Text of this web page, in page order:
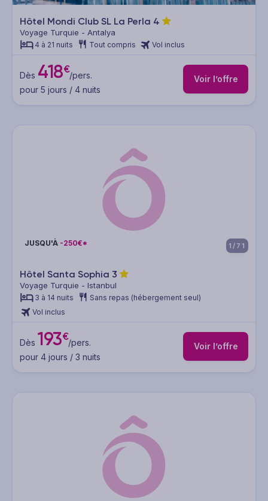
Hôtel Mondi Club SL La Perla 4
Voyage Turquie - Antalya
4 à 21 nuits Tout compris Vol inclus
Dès 418€/pers.
pour 5 jours / 4 nuits
Voir l’offre
JUSQU'À -250€* 1/71
Hôtel Santa Sophia 3
Voyage Turquie - Istanbul
3 à 14 nuits
Sans repas (hébergement seul)
Vol inclus
Dès 193€/pers.
pour 4 jours / 3 nuits
Voir l’offre